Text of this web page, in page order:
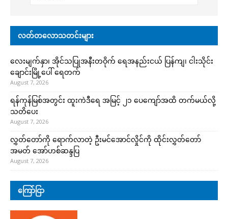
လတ်တလောသတင်းများ
လေးမျက်နှာ၊ အိုင်သပြုအနီးတဝိုက် ရေအနည်းငယ် ပြန်ကျ၊ ငါးသိုင်း
ချောင်းမြို့ပေါ် ရေတက်
August 7, 2026
ရန်ကုန်မြစ်အတွင်း ထူးကဲဒီရေ အ​မြင့် ၂၁ ပေကျော်အထိ တက်မယ်လို့
သတိပေး
August 7, 2026
လွှတ်တော်ကို ရောက်လာတဲ့ ဦးမင်အောင်လှိုင်ကို ထိုင်းလွှတ်တော်
အမတ် အော်ဟစ်ဆန္ဒပြ
August 7, 2026
ကြော်ငြာ